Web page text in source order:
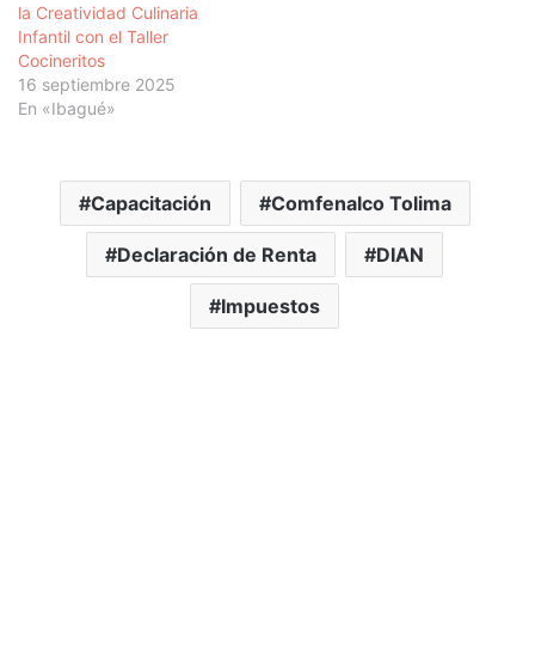
la Creatividad Culinaria
Infantil con el Taller
Cocineritos
16 septiembre 2025
En «Ibagué»
Capacitación Comfenalco Tolima
Declaración de Renta DIAN
Impuestos